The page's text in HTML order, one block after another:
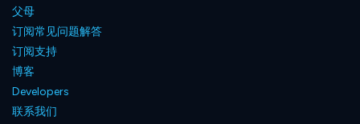
父母
订阅常见问题解答
订阅支持
博客
Developers
联系我们